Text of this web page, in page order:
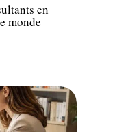
en
monde